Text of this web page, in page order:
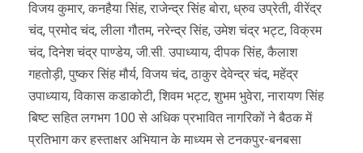
विजय कुमार, कनहैया सिंह, राजेन्द्र सिंह बोरा, ध्रुव उप्रेती, वीरेंद्र
चंद, प्रमोद चंद, लीला गौतम, नरेन्द्र सिंह, उमेश चंद्र भट्ट, विक्रम
चंद, दिनेश चंद्र पाण्डेय, जी.सी. उपाध्याय, दीपक सिंह, कैलाश
गहतोड़ी, पुष्कर सिंह मौर्य, विजय चंद, ठाकुर देवेन्द्र चंद, महेंद्र
उपाध्याय, विकास कडाकोटी, शिवम भट्ट, शुभम भुवेरा, नारायण सिंह
बिष्ट सहित लगभग 100 से अधिक प्रभावित नागरिकों ने बैठक में
प्रतिभाग कर हस्ताक्षर अभियान के माध्यम से टनकपुर-बनबसा